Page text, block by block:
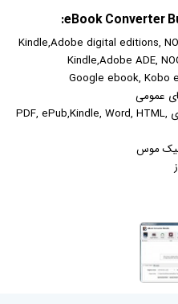
عمومی
تبدیل آسان ایبوک ها به فرمت های PDF, ePub,Kindle, Word, HTML,
موس